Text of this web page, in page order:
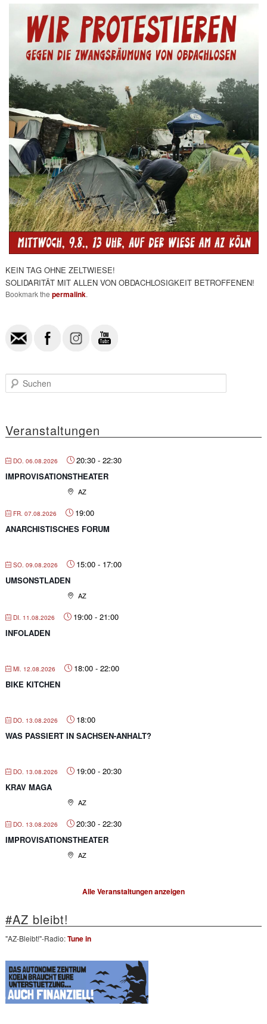
KEIN TAG OHNE ZELTWIESE!
SOLIDARITÄT MIT ALLEN VON OBDACHLOSIGKEIT BETROFFENEN!
Bookmark the permalink.
u
e
n
Veranstaltungen
DO. 06.08.2026 20:30- 22:30
IMPROVISATIONSTHEATER
AZ
FR. 07.08.2026
19:00
ANARCHISTISCHES FORUM
SO. 09.08.2026 15:00- 17:00
UMSONSTLADEN
AZ
DI. 11.08.2026 19:00- 21:00
INFOLADEN
MI. 12.08.2026 18:00- 22:00
BIKE KITCHEN
DO. 13.08.2026
18:00
WAS PASSIERT IN SACHSEN-ANHALT?
DO. 13.08.2026 19:00- 20:30
KRAV MAGA
AZ
DO. 13.08.2026 20:30- 22:30
IMPROVISATIONSTHEATER
AZ
Alle Veranstaltungen anzeigen
#AZ bleibt!
"AZ-Bleibt!"-Radio:Tune in